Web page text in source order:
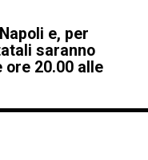
e, per
saranno
20.00 alle